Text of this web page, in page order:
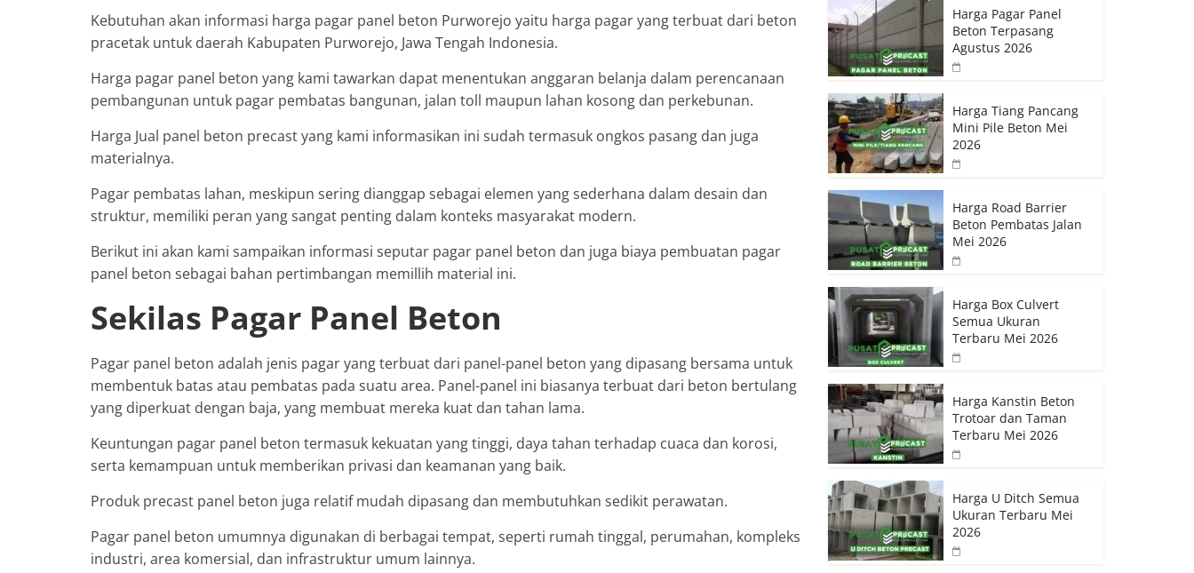
Kebutuhan akan informasi harga pagar panel beton Purworejo yaitu harga pagar yang terbuat dari beton
pracetak untuk daerah Kabupaten Purworejo, Jawa Tengah Indonesia.
Harga pagar panel beton yang kami tawarkan dapat menentukan anggaran belanja dalam perencanaan
pembangunan untuk pagar pembatas bangunan, jalan toll maupun lahan kosong dan perkebunan.
Harga Jual panel beton precast yang kami informasikan ini sudah termasuk ongkos pasang dan juga
materialnya.
Pagar pembatas lahan, meskipun sering dianggap sebagai elemen yang sederhana dalam desain dan
struktur, memiliki peran yang sangat penting dalam konteks masyarakat modern.
Berikut ini akan kami sampaikan informasi seputar pagar panel beton dan juga biaya pembuatan pagar
panel beton sebagai bahan pertimbangan memillih material ini.
Sekilas Pagar Panel Beton
Pagar panel beton adalah jenis pagar yang terbuat dari panel-panel beton yang dipasang bersama untuk
membentuk batas atau pembatas pada suatu area. Panel-panel ini biasanya terbuat dari beton bertulang
yang diperkuat dengan baja, yang membuat mereka kuat dan tahan lama.
Keuntungan pagar panel beton termasuk kekuatan yang tinggi, daya tahan terhadap cuaca dan korosi,
serta kemampuan untuk memberikan privasi dan keamanan yang baik.
Produk precast panel beton juga relatif mudah dipasang dan membutuhkan sedikit perawatan.
Pagar panel beton umumnya digunakan di berbagai tempat, seperti rumah tinggal, perumahan, kompleks
industri, area komersial, dan infrastruktur umum lainnya.
Harga Pagar Panel
Beton Terpasang
Agustus 2026
Harga Tiang Pancang
Mini Pile Beton Mei
2026
Harga Road Barrier
Beton Pembatas Jalan
Mei 2026
Harga Box Culvert
Semua Ukuran
Terbaru Mei 2026
Harga Kanstin Beton
Trotoar dan Taman
Terbaru Mei 2026
Harga U Ditch Semua
Ukuran Terbaru Mei
2026